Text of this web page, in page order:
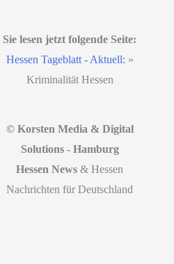
Sie lesen jetzt folgende Seite:
Hessen Tageblatt - Aktuell: »
Kriminalität Hessen
© Korsten Media & Digital
Solutions - Hamburg
Hessen News & Hessen
Nachrichten für Deutschland